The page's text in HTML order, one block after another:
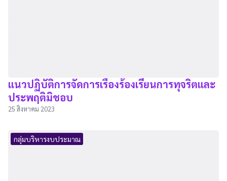
แนวปฏิบัติการจัดการเรื่องร้องเรียนการทุจริตและ
ประพฤติมิชอบ
25 สิงหาคม 2023
กลุ่มบริหารงบประมาณ